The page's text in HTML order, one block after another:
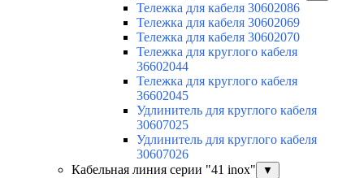
Тележка для кабеля 30602086
Тележка для кабеля 30602069
Тележка для кабеля 30602070
Тележка для круглого кабеля
36602044
Тележка для круглого кабеля
36602045
Удлинитель для круглого кабеля
30607025
Удлинитель для круглого кабеля
30607026
Кабельная линия серии "41 inox"
▼